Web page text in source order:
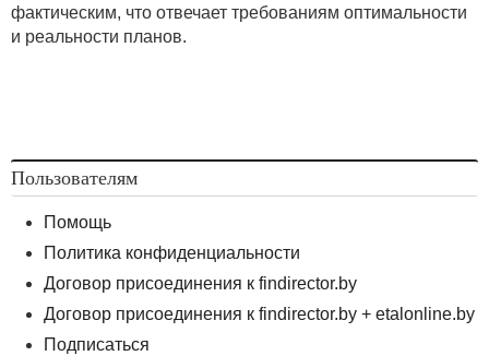
фактическим, что отвечает требованиям оптимальности
и реальности планов.
Пользователям
Помощь
Политика конфиденциальности
Договор присоединения к findirector.by
Договор присоединения к findirector.by + etalonline.by
Подписаться